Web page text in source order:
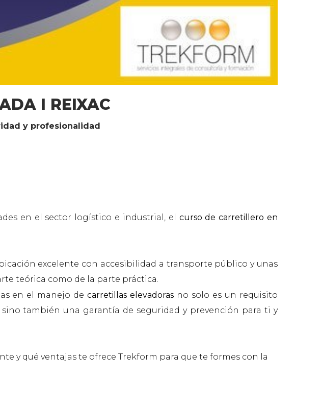
I REIXAC
y profesionalidad
en el sector logístico e industrial, el curso de carretillero en
excelente con accesibilidad a transporte público y unas
teórica como de la parte práctica.
en el manejo decarretillas elevadoras no solo es un requisito
también una garantía de seguridad y prevención para ti y
y qué ventajas te ofrece Trekform para que te formes con la